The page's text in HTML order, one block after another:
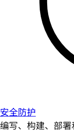
安全防护
编写、构建、部署